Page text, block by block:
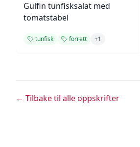
Gulfin tunfisksalat med
tomatstabel
tunfisk forrett +1
← Tilbake til alle oppskrifter